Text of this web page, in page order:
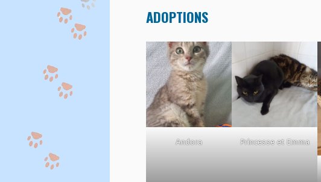
ADOPTIONS
Andora Princesse et Emma